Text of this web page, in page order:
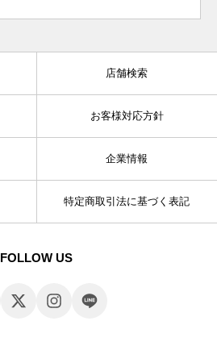
店舗検索
お客様対応方針
企業情報
特定商取引法に基づく表記
FOLLOW US